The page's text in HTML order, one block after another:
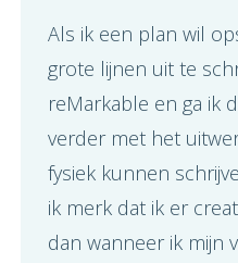
Als ik een plan wil
grote lijnen uit te
reMarkable en ga ik
verder met het
fysiek kunnen
ik merk dat ik er
dan wanneer ik mijn